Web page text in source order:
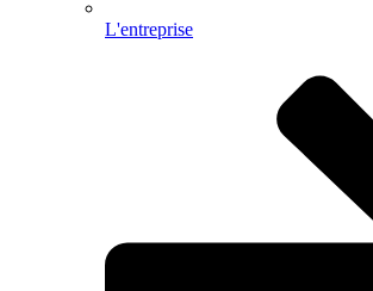
L'entreprise